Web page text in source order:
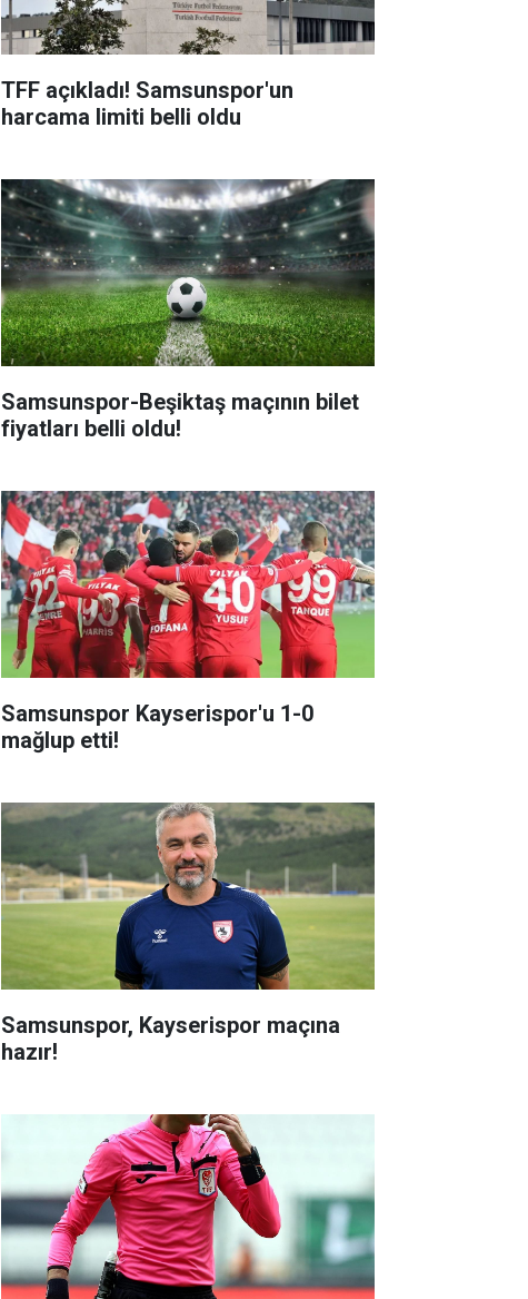
TFF açıkladı! Samsunspor'un
harcama limiti belli oldu
Samsunspor-Beşiktaş maçının bilet
fiyatları belli oldu!
Samsunspor Kayserispor'u 1-0
mağlup etti!
Samsunspor, Kayserispor maçına
hazır!